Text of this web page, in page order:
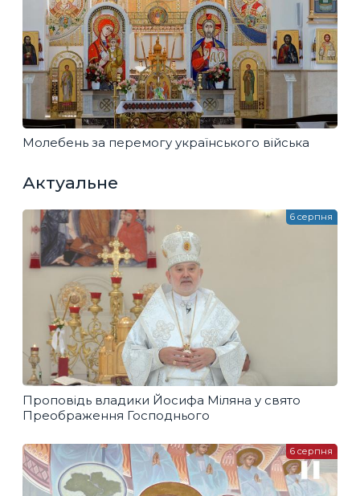
Молебень за перемогу українського війська
Актуальне
Проповідь владики Йосифа Міляна у свято
Преображення Господнього
6 серпня
6 серпня